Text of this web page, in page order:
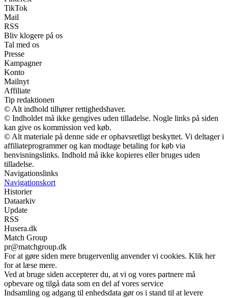
TikTok
Mail
RSS
Bliv klogere på os
Tal med os
Presse
Kampagner
Konto
Mailnyt
Affiliate
Tip redaktionen
© Alt indhold tilhører rettighedshaver.
© Indholdet må ikke gengives uden tilladelse. Nogle links på siden
kan give os kommission ved køb.
© Alt materiale på denne side er ophavsretligt beskyttet. Vi deltager i
affiliateprogrammer og kan modtage betaling for køb via
henvisningslinks. Indhold må ikke kopieres eller bruges uden
tilladelse.
Navigationslinks
Navigationskort
Historier
Dataarkiv
Update
RSS
Husera.dk
Match Group
pr@matchgroup.dk
For at gøre siden mere brugervenlig anvender vi cookies. Klik her
for at læse mere.
Ved at bruge siden accepterer du, at vi og vores partnere må
opbevare og tilgå data som en del af vores service
Indsamling og adgang til enhedsdata gør os i stand til at levere